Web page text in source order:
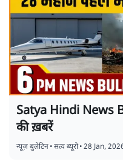
Satya Hindi News
की ख़बरें
न्यूज़ बुलेटिन•सत्य ब्यूरो•28 Jan,